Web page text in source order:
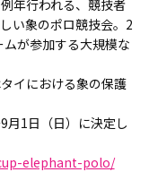
年行われる、競技者
い象のポロ競技会。2
が参加する大規模な
イにおける象の保護
月1日（日）に決定し
elephant-polo/